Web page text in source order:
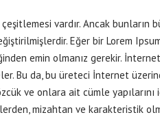
vardır. Ancak
Eğer bir Lorem
emin olmanız gerekir.
Bu da, bu üreteci İnternet
ve onlara ait cümle
mizahtan ve karakteristik